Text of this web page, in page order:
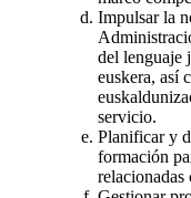
Impulsar la
del lenguaje
euskera, así
servicio.
Planificar y
formación